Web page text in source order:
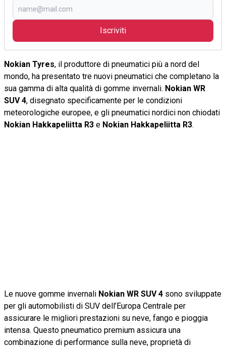
Iscriviti
Nokian Tyres, il produttore di pneumatici più a nord del
mondo, ha presentato tre nuovi pneumatici che completano la
sua gamma di alta qualità di gomme invernali. Nokian WR
SUV 4, disegnato specificamente per le condizioni
meteorologiche europee, e gli pneumatici nordici non chiodati
Nokian Hakkapeliitta R3 e Nokian Hakkapeliitta R3.
Le nuove gomme invernali Nokian WR SUV 4 sono sviluppate
per gli automobilisti di SUV dell’Europa Centrale per
assicurare le migliori prestazioni su neve, fango e pioggia
intensa. Questo pneumatico premium assicura una
combinazione di performance sulla neve, proprietà di